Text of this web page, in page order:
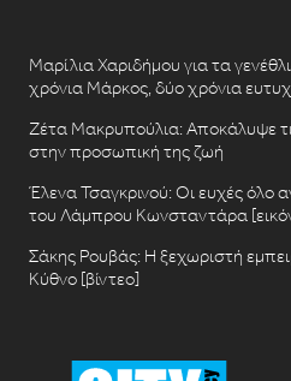
Μαρίλια Χαριδήμου για τα
χρόνια Μάρκος, δύο χρόνια
Ζέτα Μακρυπούλια: Αποκάλυψε
στην προσωπική της ζωή
Έλενα Τσαγκρινού: Οι ευχές όλο
του Λάμπρου Κωνσταντάρα
Σάκης Ρουβάς: Η ξεχωριστή
Κύθνο [βίντεο]